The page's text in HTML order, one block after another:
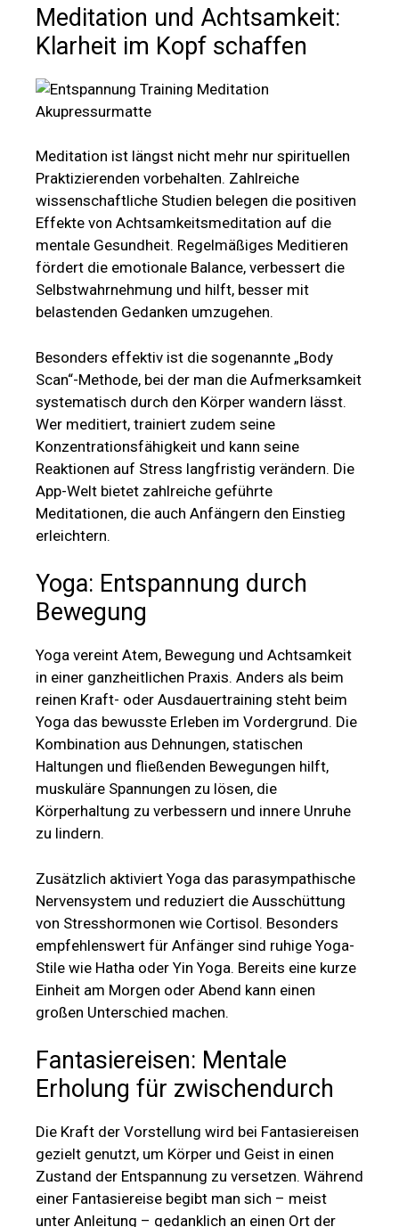
Meditation und Achtsamkeit:
Klarheit im Kopf schaffen
Meditation ist längst nicht mehr nur spirituellen
Praktizierenden vorbehalten. Zahlreiche
wissenschaftliche Studien belegen die positiven
Effekte von Achtsamkeitsmeditation auf die
mentale Gesundheit. Regelmäßiges Meditieren
fördert die emotionale Balance, verbessert die
Selbstwahrnehmung und hilft, besser mit
belastenden Gedanken umzugehen.
Besonders effektiv ist die sogenannte „Body
Scan“-Methode, bei der man die Aufmerksamkeit
systematisch durch den Körper wandern lässt.
Wer meditiert, trainiert zudem seine
Konzentrationsfähigkeit und kann seine
Reaktionen auf Stress langfristig verändern. Die
App-Welt bietet zahlreiche geführte
Meditationen, die auch Anfängern den Einstieg
erleichtern.
Yoga: Entspannung durch
Bewegung
Yoga vereint Atem, Bewegung und Achtsamkeit
in einer ganzheitlichen Praxis. Anders als beim
reinen Kraft- oder Ausdauertraining steht beim
Yoga das bewusste Erleben im Vordergrund. Die
Kombination aus Dehnungen, statischen
Haltungen und fließenden Bewegungen hilft,
muskuläre Spannungen zu lösen, die
Körperhaltung zu verbessern und innere Unruhe
zu lindern.
Zusätzlich aktiviert Yoga das parasympathische
Nervensystem und reduziert die Ausschüttung
von Stresshormonen wie Cortisol. Besonders
empfehlenswert für Anfänger sind ruhige Yoga-
Stile wie Hatha oder Yin Yoga. Bereits eine kurze
Einheit am Morgen oder Abend kann einen
großen Unterschied machen.
Fantasiereisen: Mentale
Erholung für zwischendurch
Die Kraft der Vorstellung wird bei Fantasiereisen
gezielt genutzt, um Körper und Geist in einen
Zustand der Entspannung zu versetzen. Während
einer Fantasiereise begibt man sich – meist
unter Anleitung – gedanklich an einen Ort der